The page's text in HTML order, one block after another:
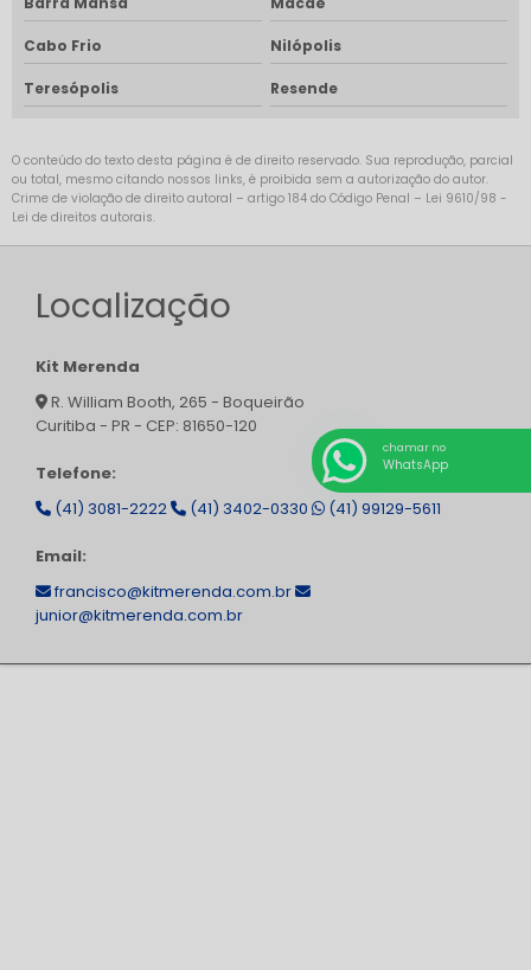
Cabo Frio Nilópolis
Teresópolis Resende
O conteúdo do texto desta página é de direito reservado. Sua reprodução, parcial
ou total, mesmo citando nossos links, é proibida sem a autorização do autor.
Crime de violação de direito autoral – artigo 184 do Código Penal – Lei 9610/98 -
Lei de direitos autorais.
Localização
Kit Merenda
R. William Booth, 265 - Boqueirão
Curitiba - PR - CEP: 81650-120
Telefone:
(41) 3081-2222
(41) 3402-0330 (41) 99129-5611
Email:
francisco@kitmerenda.com.br
junior@kitmerenda.com.br
chamar no
WhatsApp